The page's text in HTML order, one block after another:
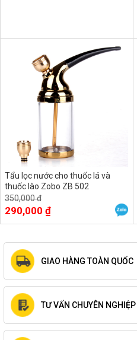
Tẩu lọc nước cho thuốc lá và
thuốc lào Zobo ZB 502
350,000 đ
290,000 ₫
GIAO HÀNG TOÀN QUỐC
TƯ VẤN CHUYÊN NGHIỆP